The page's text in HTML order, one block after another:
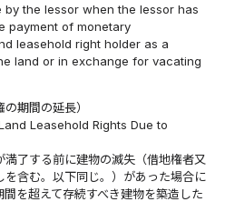
the lessor when the lessor has
payment of monetary
leasehold right holder as a
land or in exchange for vacating
期間の延長）
Leasehold Rights Due to
満了する前に建物の滅失（借地権者又
を含む。以下同じ。）があった場合に
を超えて存続すべき建物を築造した